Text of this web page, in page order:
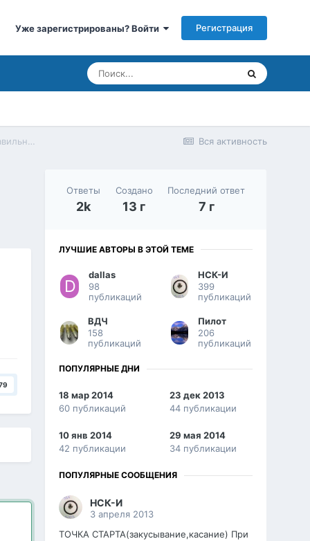
Уже зарегистрированы? Войти Регистрация
Вся активность
Ответы
2k
Создано
13 г
Последний ответ
7 г
ЛУЧШИЕ АВТОРЫ В ЭТОЙ ТЕМЕ
dаllаs
98
публикаций
НСК-И
399
публикаций
ВДЧ
158
публикаций
Пилот
206
публикаций
ПОПУЛЯРНЫЕ ДНИ
18 мар 2014
60 публикаций
23 дек 2013
44 публикации
10 янв 2014
42 публикации
29 мая 2014
34 публикации
ПОПУЛЯРНЫЕ СООБЩЕНИЯ
НСК-И
3 апреля 2013
ТОЧКА СТАРТА(закусывание,касание) При